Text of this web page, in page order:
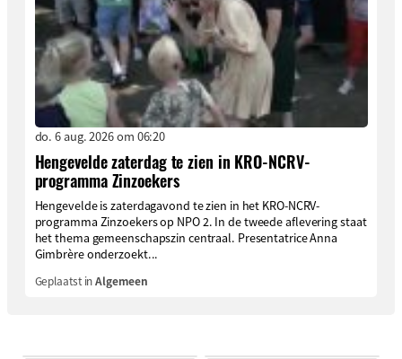
do. 6 aug. 2026 om 06:20
Hengevelde zaterdag te zien in KRO-NCRV-
programma Zinzoekers
Hengevelde is zaterdagavond te zien in het KRO-NCRV-
programma Zinzoekers op NPO 2. In de tweede aflevering staat
het thema gemeenschapszin centraal. Presentatrice Anna
Gimbrère onderzoekt...
Geplaatst inAlgemeen